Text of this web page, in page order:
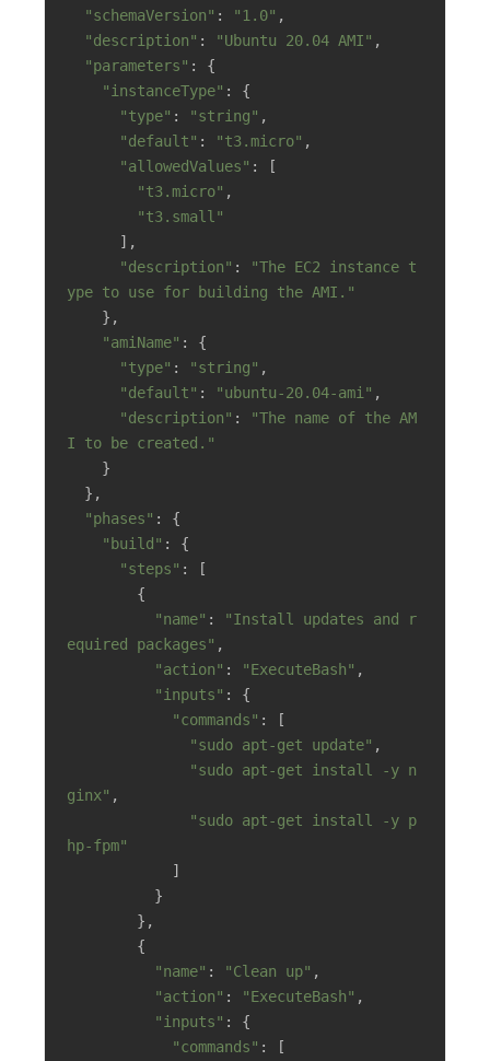
"schemaVersion" : "1.0" ,
"description" : "Ubuntu 20.04 AMI" ,
"parameters" : {
"instanceType" : {
"type" : "string" ,
"default" : "t3.micro" ,
"allowedValues" : [
"t3.micro" ,
"t3.small"
"description" :
"The EC2 instance t
ype to use for building the AMI."
"amiName" : {
"type" : "string" ,
"default" : "ubuntu-20.04-ami" ,
"description" :
"The name of the AM
I to be created."
"phases" : {
"build" : {
"steps" : [
"name" :
"Install updates and r
equired packages" ,
"action" : "ExecuteBash" ,
"inputs" : {
"commands" : [
"sudo apt-get update" ,
"sudo apt-get install -y n
ginx" ,
"sudo apt-get install -y p
hp-fpm"
"name" : "Clean up" ,
"action" : "ExecuteBash" ,
"inputs" : {
"commands" : [